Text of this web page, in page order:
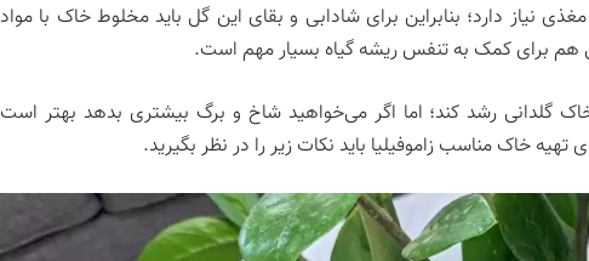
نیاز دارد؛ بنابراین برای شادابی و بقای این گل باید مخلوط خاک با مواد
هم برای کمک به تنفس ریشه گیاه بسیار مهم است.
خاک گلدانی رشد کند؛ اما اگر می‌خواهید شاخ و برگ بیشتری بدهد بهتر است
خاک مناسب زاموفیلیا باید نکات زیر را در نظر بگیرید.